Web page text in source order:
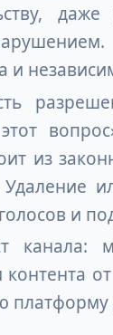
и
из
и
канала:
платформу